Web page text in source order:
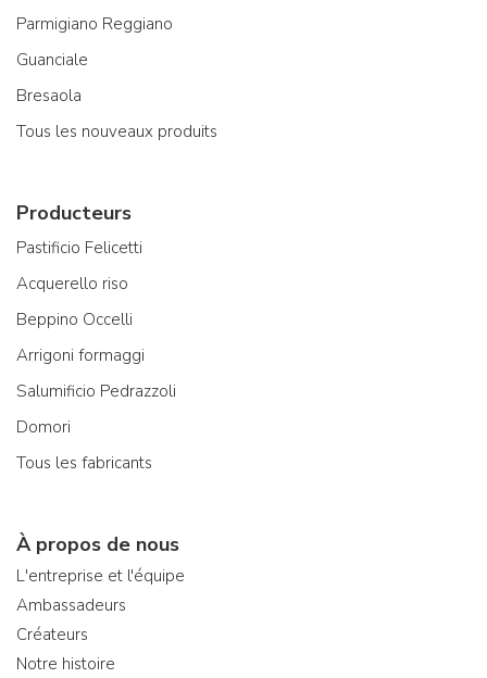
Parmigiano Reggiano
Guanciale
Bresaola
Tous les nouveaux produits
Producteurs
Pastificio Felicetti
Acquerello riso
Beppino Occelli
Arrigoni formaggi
Salumificio Pedrazzoli
Domori
Tous les fabricants
À propos de nous
L'entreprise et l'équipe
Ambassadeurs
Créateurs
Notre histoire